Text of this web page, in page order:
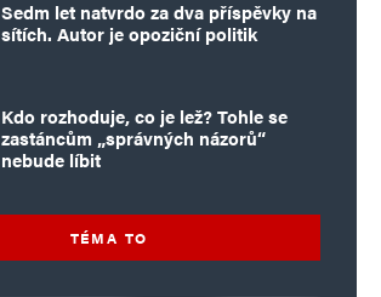
Sedm let natvrdo za dva příspěvky na
sítích. Autor je opoziční politik
Kdo rozhoduje, co je lež? Tohle se
zastáncům „správných názorů“
nebude líbit
TÉMA TO